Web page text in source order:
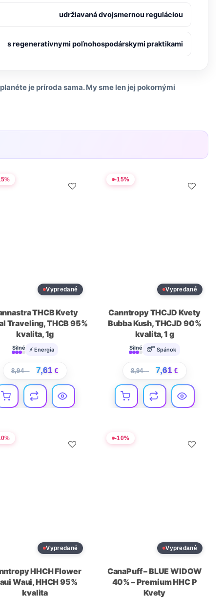
udržiavaná dvojsmernou reguláciou
s regeneratívnymi poľnohospodárskymi praktikami
je príroda sama. My sme len jej pokornými
%
Vypredané
THCB Kvety
Traveling, THCB 95%
kvalita, 1g
Silné ⚡ Energia
8,94€ 7,61€
-15%
Vypredané
Canntropy THCJD Kvety
Bubba Kush, THCJD 90%
kvalita, 1 g
Silné 😴 Spánok
8,94€ 7,61€
%
Vypredané
HHCH Flower
Waui, HHCH 95%
kvalita
-10%
Vypredané
CanaPuff – BLUE WIDOW
40% – Premium HHC P
Kvety